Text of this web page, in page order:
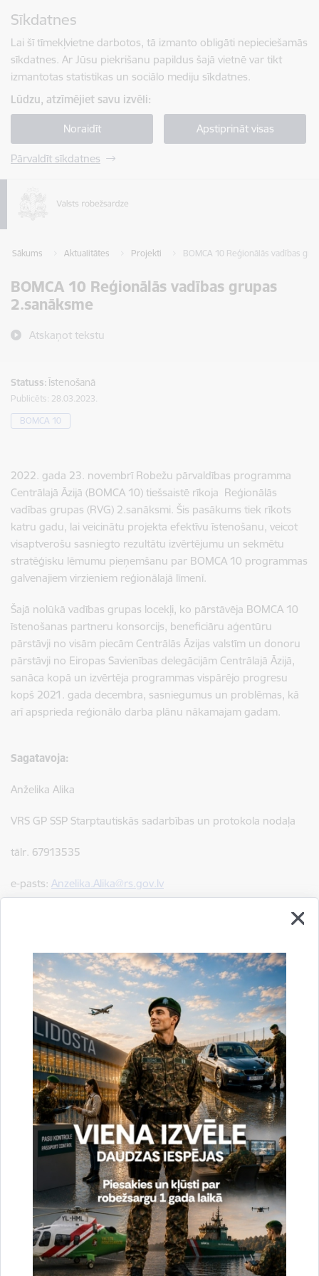
Sīkdatnes
Lai šī tīmekļvietne darbotos, tā izmanto obligāti nepieciešamās
sīkdatnes. Ar Jūsu piekrišanu papildus šajā vietnē var tikt
izmantotas statistikas un sociālo mediju sīkdatnes.
Lūdzu, atzīmējiet savu izvēli:
Noraidīt Apstiprināt visas
Pārvaldīt sīkdatnes
Sākums Aktualitātes Projekti BOMCA 10 Reģionālās vadības
BOMCA 10 Reģionālās vadības grupas
2.sanāksme
Atskaņot tekstu
Statuss:Īstenošanā
Publicēts: 28.03.2023.
BOMCA 10
2022. gada 23. novembrī Robežu pārvaldības programma
Centrālajā Āzijā (BOMCA 10) tiešsaistē rīkoja Reģionālās
vadības grupas (RVG) 2.sanāksmi. Šis pasākums tiek rīkots
katru gadu, lai veicinātu projekta efektīvu īstenošanu, veicot
visaptverošu sasniegto rezultātu izvērtējumu un sekmētu
stratēģisku lēmumu pieņemšanu par BOMCA 10 programmas
galvenajiem virzieniem reģionālajā līmenī.
Šajā nolūkā vadības grupas locekļi, ko pārstāvēja BOMCA 10
īstenošanas partneru konsorcijs, beneficiāru aģentūru
pārstāvji no visām piecām Centrālās Āzijas valstīm un donoru
pārstāvji no Eiropas Savienības delegācijām Centrālajā Āzijā,
sanāca kopā un izvērtēja programmas vispārējo progresu
kopš 2021. gada decembra, sasniegumus un problēmas, kā
arī apsprieda reģionālo darba plānu nākamajam gadam.
Sagatavoja:
Anželika Alika
VRS GP SSP Starptautiskās sadarbības un protokola nodaļa
tālr. 67913535
e-pasts: Anzelika.Alika@rs.gov.lv
Drukāt lapu
Dalīties
Vai šī informācija bija noderīga?